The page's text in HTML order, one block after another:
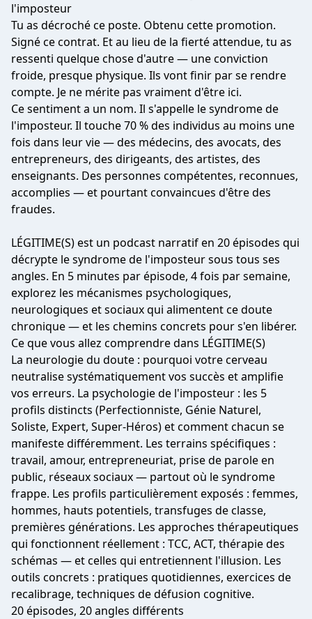
l'imposteur
Tu as décroché ce poste. Obtenu cette promotion.
Signé ce contrat. Et au lieu de la fierté attendue, tu as
ressenti quelque chose d'autre — une conviction
froide, presque physique. Ils vont finir par se rendre
compte. Je ne mérite pas vraiment d'être ici.
Ce sentiment a un nom. Il s'appelle le syndrome de
l'imposteur. Il touche 70 % des individus au moins une
fois dans leur vie — des médecins, des avocats, des
entrepreneurs, des dirigeants, des artistes, des
enseignants. Des personnes compétentes, reconnues,
accomplies — et pourtant convaincues d'être des
fraudes.
LÉGITIME(S) est un podcast narratif en 20 épisodes qui
décrypte le syndrome de l'imposteur sous tous ses
angles. En 5 minutes par épisode, 4 fois par semaine,
explorez les mécanismes psychologiques,
neurologiques et sociaux qui alimentent ce doute
chronique — et les chemins concrets pour s'en libérer.
Ce que vous allez comprendre dans LÉGITIME(S)
La neurologie du doute : pourquoi votre cerveau
neutralise systématiquement vos succès et amplifie
vos erreurs. La psychologie de l'imposteur : les 5
profils distincts (Perfectionniste, Génie Naturel,
Soliste, Expert, Super-Héros) et comment chacun se
manifeste différemment. Les terrains spécifiques :
travail, amour, entrepreneuriat, prise de parole en
public, réseaux sociaux — partout où le syndrome
frappe. Les profils particulièrement exposés : femmes,
hommes, hauts potentiels, transfuges de classe,
premières générations. Les approches thérapeutiques
qui fonctionnent réellement : TCC, ACT, thérapie des
schémas — et celles qui entretiennent l'illusion. Les
outils concrets : pratiques quotidiennes, exercices de
recalibrage, techniques de défusion cognitive.
20 épisodes, 20 angles différents